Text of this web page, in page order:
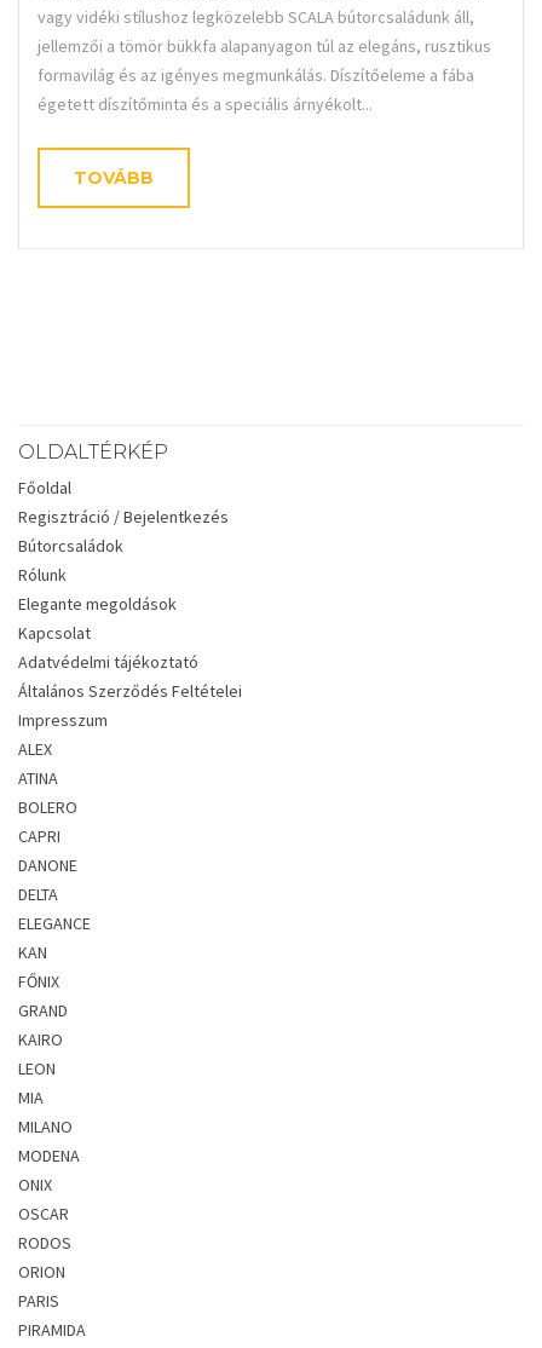
vagy vidéki stílushoz legközelebb SCALA bútorcsaládunk áll,
jellemzői a tömör bükkfa alapanyagon túl az elegáns, rusztikus
formavilág és az igényes megmunkálás. Díszítőeleme a fába
égetett díszítőminta és a speciális árnyékolt...
TOVÁBB
OLDALTÉRKÉP
Főoldal
Regisztráció / Bejelentkezés
Bútorcsaládok
Rólunk
Elegante megoldások
Kapcsolat
Adatvédelmi tájékoztató
Általános Szerződés Feltételei
Impresszum
ALEX
ATINA
BOLERO
CAPRI
DANONE
DELTA
ELEGANCE
KAN
FŐNIX
GRAND
KAIRO
LEON
MIA
MILANO
MODENA
ONIX
OSCAR
RODOS
ORION
PARIS
PIRAMIDA